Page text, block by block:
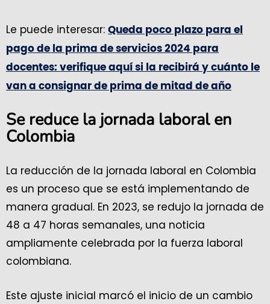
Le puede interesar: Queda poco plazo para el
pago de la prima de servicios 2024 para
docentes: verifique aquí si la recibirá y cuánto le
van a consignar de prima de mitad de año
Se reduce la jornada laboral en
Colombia
La reducción de la jornada laboral en Colombia
es un proceso que se está implementando de
manera gradual. En 2023, se redujo la jornada de
48 a 47 horas semanales, una noticia
ampliamente celebrada por la fuerza laboral
colombiana.
Este ajuste inicial marcó el inicio de un cambio